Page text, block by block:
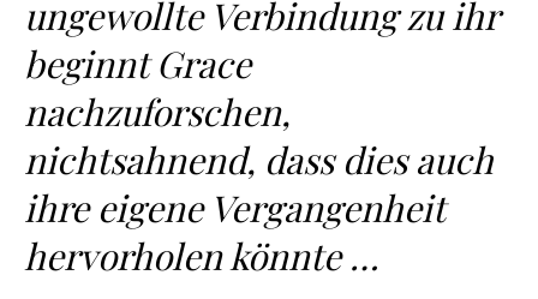
ungewollte Verbindung zu ihr
beginnt Grace
nachzuforschen,
nichtsahnend, dass dies auch
ihre eigene Vergangenheit
hervorholen könnte …